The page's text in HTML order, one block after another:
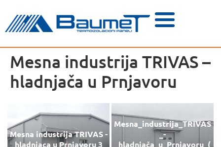
Mesna industrija TRIVAS –
hladnjača u Prnjavoru
Mesna industrija TRIVAS -
hladnjaca u Prnjavoru 3
Mesna_industrija_TRIVAS
_-
_hladnjača_u_Prnjavoru_(